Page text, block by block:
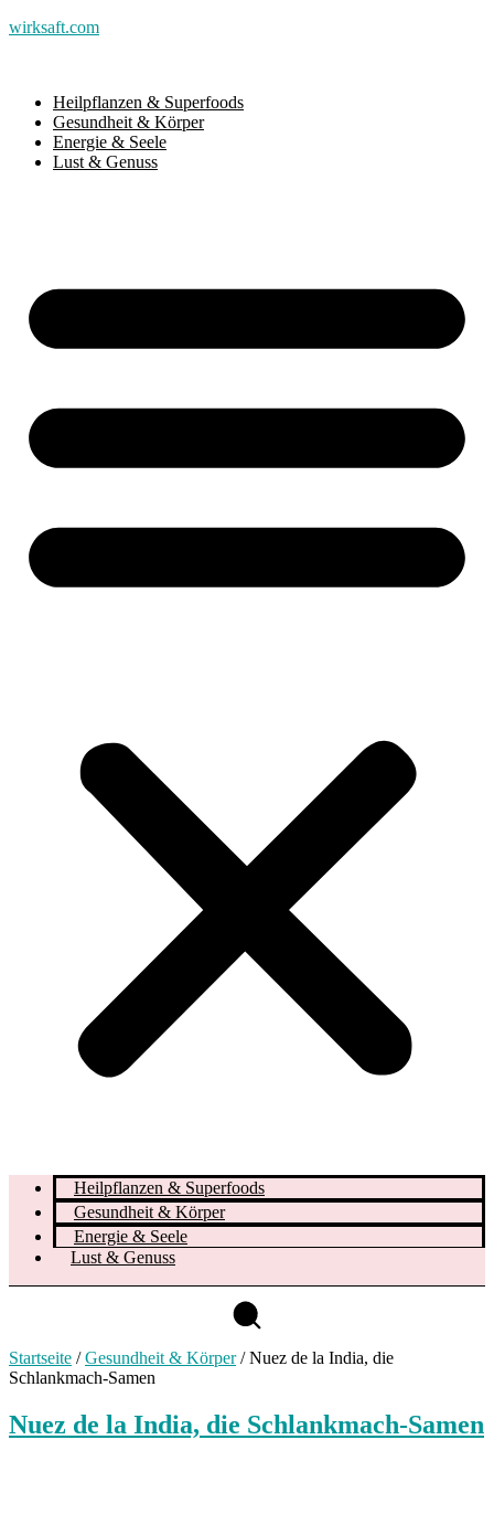
wirksaft.com
Heilpflanzen & Superfoods
Gesundheit & Körper
Energie & Seele
Lust & Genuss
Heilpflanzen & Superfoods
Gesundheit & Körper
Energie & Seele
Lust & Genuss
Startseite / Gesundheit & Körper / Nuez de la India, die
Schlankmach-Samen
Nuez de la India, die Schlankmach-Samen